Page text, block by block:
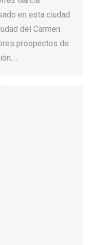
en esta ciudad
del Carmen
prospectos de